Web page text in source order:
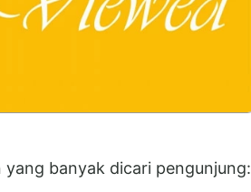
banyak dicari pengunjung: